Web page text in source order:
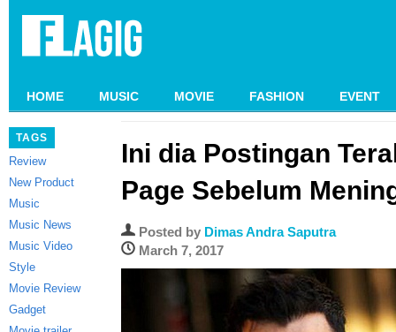
HOME MUSIC MOVIE FASHION EVENT
TAGS
Review
New Product
Music
Music News
Music Video
Style
Movie Review
Gadget
Ini dia Postingan
Page Sebelum
Posted by Dimas Andra Saputra
March 7, 2017